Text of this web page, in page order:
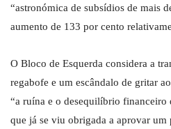
“astronómica de subsídios de mais
aumento de 133 por cento
O Bloco de Esquerda considera a
regabofe e um escândalo de gritar
“a ruína e o desequilíbrio financeiro
que já se viu obrigada a aprovar um